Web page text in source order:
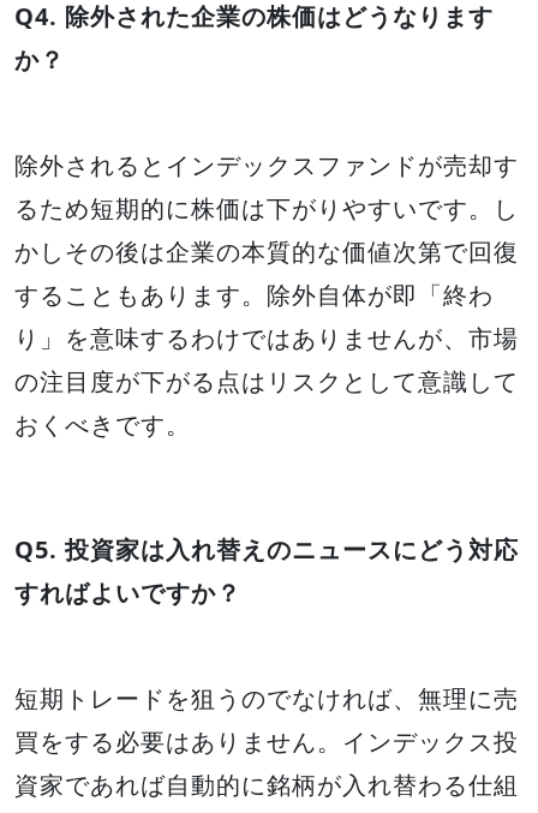
Q4. 除外された企業の株価はどうなります
か？
除外されるとインデックスファンドが売却す
るため短期的に株価は下がりやすいです。し
かしその後は企業の本質的な価値次第で回復
することもあります。除外自体が即「終わ
り」を意味するわけではありませんが、市場
の注目度が下がる点はリスクとして意識して
おくべきです。
Q5. 投資家は入れ替えのニュースにどう対応
すればよいですか？
短期トレードを狙うのでなければ、無理に売
買をする必要はありません。インデックス投
資家であれば自動的に銘柄が入れ替わる仕組